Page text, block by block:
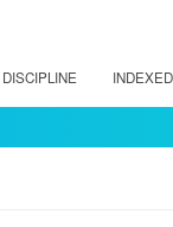
DISCIPLINE INDEXED